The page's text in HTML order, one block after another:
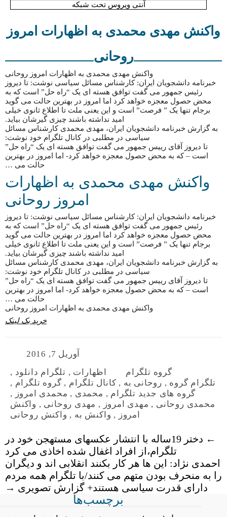
آنتی ویروس تحت شبکه
واکنش مهدی محمدی به اظهارات امروز
روحانی
واکنش مهدی محمدی به اظهارات امروز روحانی
خبرنامه دانشجویان ایران: کارشناس مسائل سیاسی نوشت: تا دیروز
رئیس جمهور می گفت توافق هسته ای یک “راه حل” است که به
محض حصول معجزه خواهد کرد اما امروز در بهترین حالت می گوید
برجام تنها یک ” فرصت” است و این یعنی ملت تا اطلاع ثانوی خیلی
امید نداشته باشند چیزی گیرشان بیاید.
به گزارش خبرنامه دانشجویان ایران، مهدی محمدی کارشناس مسائل
سیاسی در مطلبی در کانال تلگرام خود نوشت:
تا دیروز آقای رییس جمهور می گفت توافق هسته ای یک “راه حل”
است – که به محض حصول معجزه خواهد کرد- اما امروز در بهترین
حالت می …
واکنش مهدی محمدی به اظهارات
امروز روحانی
خبرنامه دانشجویان ایران: کارشناس مسائل سیاسی نوشت: تا دیروز
رئیس جمهور می گفت توافق هسته ای یک “راه حل” است که به
محض حصول معجزه خواهد کرد اما امروز در بهترین حالت می گوید
برجام تنها یک ” فرصت” است و این یعنی ملت تا اطلاع ثانوی خیلی
امید نداشته باشند چیزی گیرشان بیاید.
به گزارش خبرنامه دانشجویان ایران، مهدی محمدی کارشناس مسائل
سیاسی در مطلبی در کانال تلگرام خود نوشت:
تا دیروز آقای رییس جمهور می گفت توافق هسته ای یک “راه حل”
است – که به محض حصول معجزه خواهد کرد- اما امروز در بهترین
حالت می …
واکنش مهدی محمدی به اظهارات امروز روحانی
خرید بک لینک
آوریل 7, 2016
گروه تلگرام
اظهارات, تلگرام دانلود,
تلگرام گروه, روحانی به, کانال تلگرام, گروه تلگرام,
گروه های جدید تلگرام , محمدی, محمدی امروز,
محمدی روحانی, مهدی امروز, مهدی روحانی, واکنش
امروز, واکنش به, واکنش روحانی
←
دختر 19ساله با انتشار عکسهای مستهجن خود در
تلگرام،از افراد اغفال شده اخاذی می کرد
احمدی نژاد: این ها هر کار بکنند انقلابی اند و دیگران
را به منحرف بودن متهم می کنند/با تلگرام همه مردم
دارای قدرت سیاسی هستند+ گزارش تصویری→
برچسب‌ها